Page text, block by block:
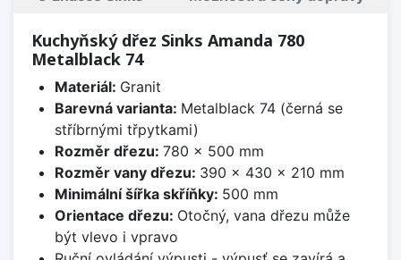
Kuchyňský dřez Sinks Amanda 780
Metalblack 74
Materiál: Granit
Barevná varianta: Metalblack 74 (černá se
stříbrnými třpytkami)
Rozměr dřezu: 780 x 500 mm
Rozměr vany dřezu: 390 x 430 x 210 mm
Minimální šířka skříňky: 500 mm
Orientace dřezu: Otočný, vana dřezu může
být vlevo i vpravo